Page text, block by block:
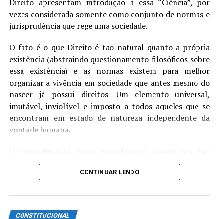
paradigma.
Pelo primeiro sentido, a referência seria o ato de
referenciar, de relatar a procedência de uma transcrição
de ideia no seu texto (tal como fiz a transcrição da
definição no início desse parágrafo), podendo ela ser
uma citação direta ou uma citação indireta.
Pelo segundo sentido, a referência seria a obra ou a ideia
que irá guiar determinada parte do seu raciocínio. Nesse
sentido, as suas ideias serão guiadas pela concordância
ou pelo confronto com uma ideia preexistente. Esse
A partir desse momento, sempre que falarmos de
Direito apresentam introdução a essa “Ciência”, por
vezes considerada somente como conjunto de normas e
jurisprudência que rege uma sociedade.
O fato é o que Direito é tão natural quanto a própria
existência (abstraindo questionamento filosóficos sobre
essa existência) e as normas existem para melhor
organizar a vivência em sociedade que antes mesmo do
nascer já possui direitos. Um elemento universal,
imutável, inviolável e imposto a todos aqueles que se
encontram em estado de natureza independente da
vontade humana.
simples quanto parece, mas ainda percebemos situações
em que o Direito Natural (e Jusnaturalismo) é pautado
hoje entendemos como Direito Positivo. E por
pensamentos assim, tivemos Hitler e toda sua gestão
CONTINUAR LENDO
CONSTITUCIONAL